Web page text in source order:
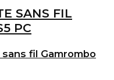
fil Gamrombo